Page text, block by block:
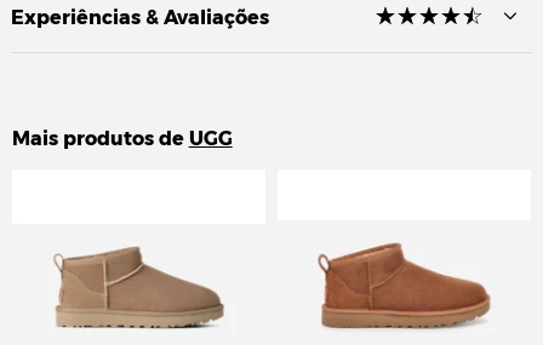
Experiências & Avaliações ☆☆☆☆☆
★★★★★
Mais produtos de UGG